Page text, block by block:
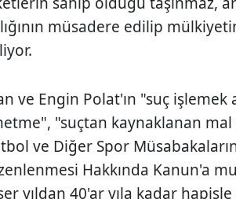
müsadere edilip
ve Engin Polat'ın "suç
"suçtan kaynaklanan
ve Diğer Spor
Hakkında Kanun'a
yıldan 40'ar yıla kadar